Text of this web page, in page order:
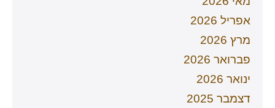
אפריל 2026
מרץ 2026
פברואר 2026
ינואר 2026
דצמבר 2025